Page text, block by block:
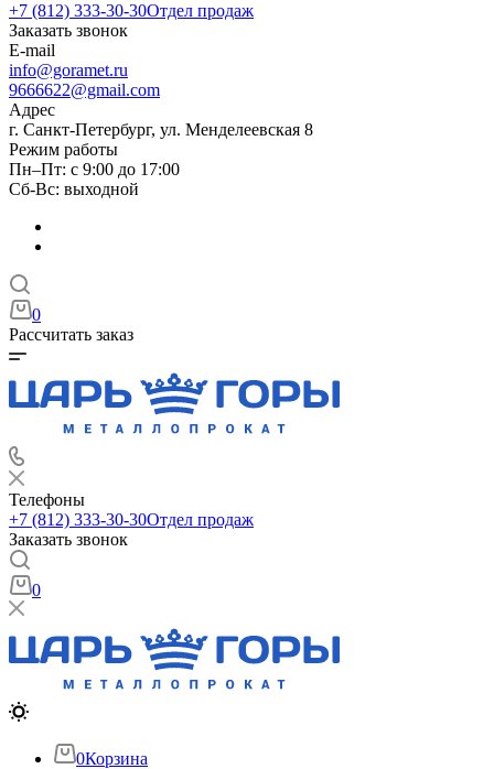
+7 (812) 333-30-30Отдел продаж
Заказать звонок
E-mail
info@goramet.ru
9666622@gmail.com
Адрес
г. Санкт-Петербург, ул. Менделеевская 8
Режим работы
Пн–Пт: с 9:00 до 17:00
Сб-Вс: выходной
0
Рассчитать заказ
Телефоны
+7 (812) 333-30-30Отдел продаж
Заказать звонок
0
0Корзина